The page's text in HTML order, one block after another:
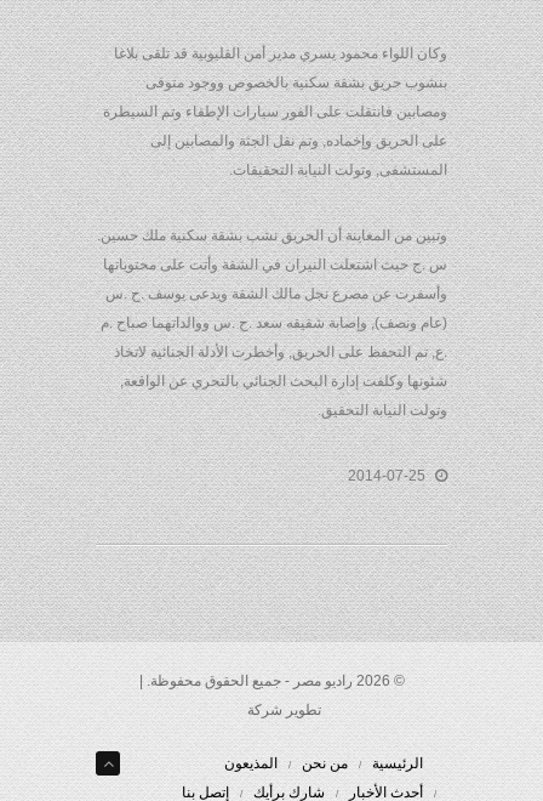
وكان اللواء محمود يسري مدير أمن القليوبية قد تلقى بلاغا
بنشوب حريق بشقة سكنية بالخصوص ووجود متوفى
ومصابين فانتقلت على الفور سيارات الإطفاء وتم السيطرة
على الحريق وإخماده, وتم نقل الجثة والمصابين إلى
المستشفى, وتولت النيابة التحقيقات.
وتبين من المعاينة أن الحريق نشب بشقة سكنية ملك حسين.
س .ج حيث اشتعلت النيران في الشقة وأتت على محتوياتها
وأسفرت عن مصرع نجل مالك الشقة ويدعى يوسف .ح .س
(عام ونصف), وإصابة شقيقه سعد .ح .س ووالداتهما صباح .م
.ع, تم التحفظ على الحريق, وأخطرت الأدلة الجنائية لاتخاذ
شئونها وكلفت إدارة البحث الجنائي بالتحري عن الواقعة,
وتولت النيابة التحقيق.
2014-07-25
© 2026 راديو مصر - جميع الحقوق محفوظة. |
تطوير شركة
الرئيسية من نحن
المذيعون
أحدث الأخبار
شارك برأيك إتصل بنا